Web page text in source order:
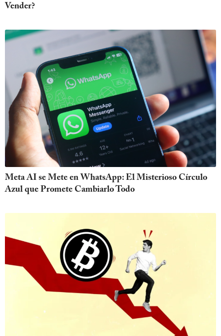
Vender?
Meta AI se Mete en WhatsApp: El Misterioso Círculo
Azul que Promete Cambiarlo Todo